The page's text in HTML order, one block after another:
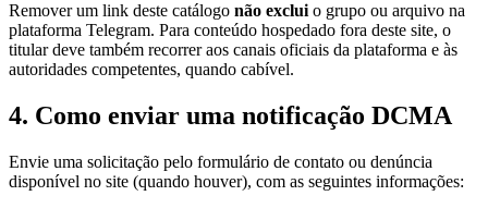
Remover um link deste catálogo não exclui o grupo ou arquivo na
plataforma Telegram. Para conteúdo hospedado fora deste site, o
titular deve também recorrer aos canais oficiais da plataforma e às
autoridades competentes, quando cabível.
4. Como enviar uma notificação DCMA
Envie uma solicitação pelo formulário de contato ou denúncia
disponível no site (quando houver), com as seguintes informações: